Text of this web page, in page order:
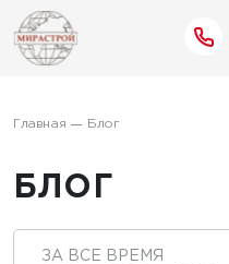
Главная Блог
БЛОГ
ЗА ВСЕ ВРЕМЯ